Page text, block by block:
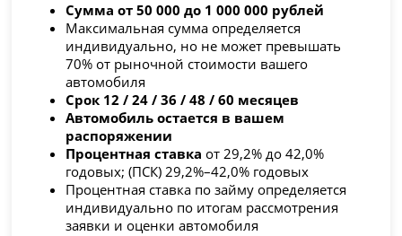
Сумма от 50 000 до 1 000 000 рублей
Максимальная сумма определяется
индивидуально, но не может превышать
70% от рыночной стоимости вашего
автомобиля
Срок 12 / 24 / 36 / 48 / 60 месяцев
Автомобиль остается в вашем
распоряжении
Процентная ставка от 29,2% до 42,0%
годовых; (ПСК) 29,2%–42,0% годовых
Процентная ставка по займу определяется
индивидуально по итогам рассмотрения
заявки и оценки автомобиля